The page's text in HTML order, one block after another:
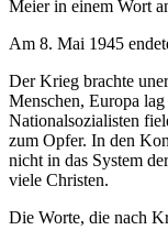
Meier in einem Wort
Am 8. Mai 1945
Der Krieg brachte
Menschen, Europa
Nationalsozialisten
zum Opfer. In den
nicht in das System
viele Christen.
Die Worte, die nach